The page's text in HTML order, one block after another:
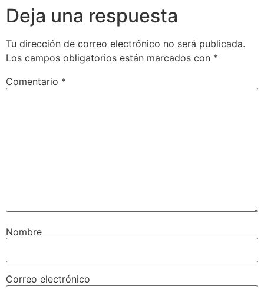
Deja una respuesta
Tu dirección de correo electrónico no será publicada.
Los campos obligatorios están marcados con *
Comentario *
Nombre
Correo electrónico